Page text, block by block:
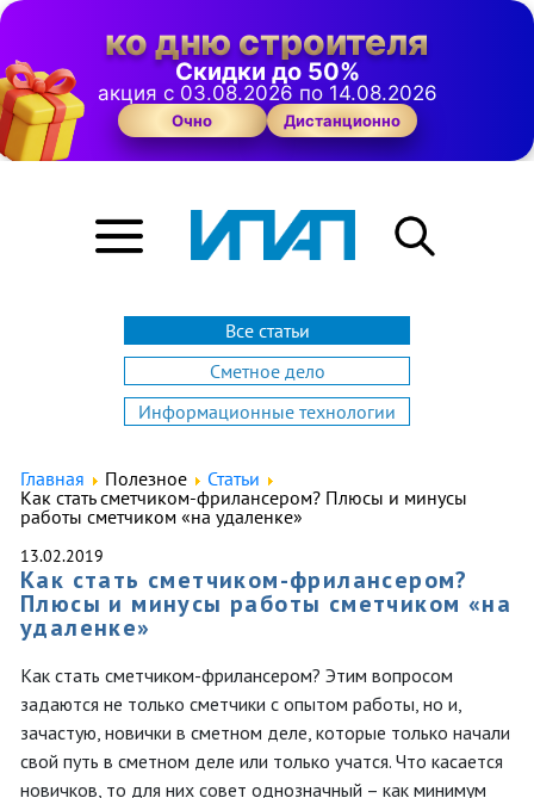
ко дню строителя
Скидки до 50%
акция с 03.08.2026 по 14.08.2026
Очно Дистанционно
Все статьи
Сметное дело
Информационные технологии
Главная Полезное
Статьи
Как стать сметчиком-фрилансером? Плюсы и минусы
работы сметчиком «на удаленке»
13.02.2019
Как стать сметчиком-фрилансером?
Плюсы и минусы работы сметчиком «на
удаленке»
Как стать сметчиком-фрилансером? Этим вопросом
задаются не только сметчики с опытом работы, но и,
зачастую, новички в сметном деле, которые только начали
свой путь в сметном деле или только учатся. Что касается
новичков, то для них совет однозначный – как минимум